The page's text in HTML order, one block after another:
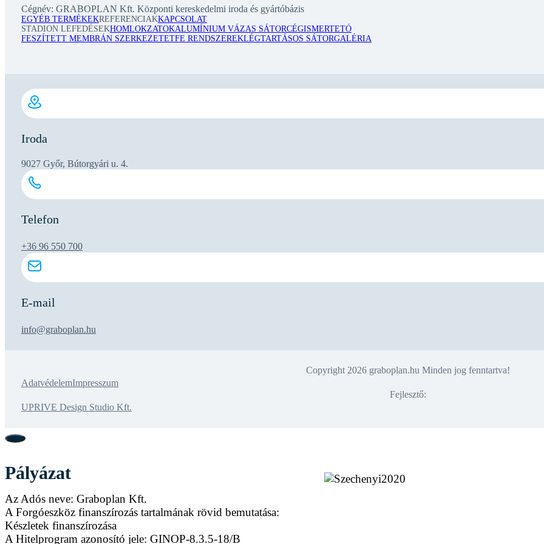
Cégnév: GRABOPLAN Kft. Központi kereskedelmi iroda és gyártóbázis
EGYÉB TERMÉKEKREFERENCIAKKAPCSOLAT
STADION LEFEDÉSEKHOMLOKZATOKALUMÍNIUM VÁZAS SÁTORCÉGISMERTETÓ
FESZÍTETT MEMBRÁN SZERKEZETETFE RENDSZEREKLÉGTARTÁSOS SÁTORGALÉRIA
Iroda
9027 Győr, Bútorgyári u. 4.
Telefon
+36 96 550 700
E-mail
info@graboplan.hu
Copyright 2026 graboplan.hu Minden jog fenntartva!
AdatvédelemImpresszum
Fejlesztő:
UPRIVE Design Studio Kft.
Pályázat
Az Adós neve: Graboplan Kft.
A Forgóeszköz finanszírozás tartalmának rövid bemutatása:
Készletek finanszírozása
A Hitelprogram azonosító jele: GINOP-8.3.5-18/B